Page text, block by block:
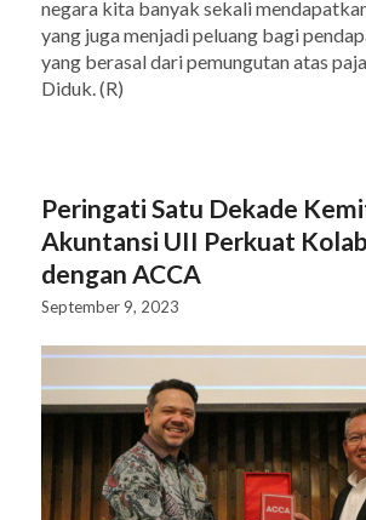
negara kita banyak sekali
yang juga menjadi peluang bagi
yang berasal dari pemungutan atas
Diduk. (R)
Peringati Satu Dekade
Akuntansi UII Perkuat
dengan ACCA
September 9, 2023